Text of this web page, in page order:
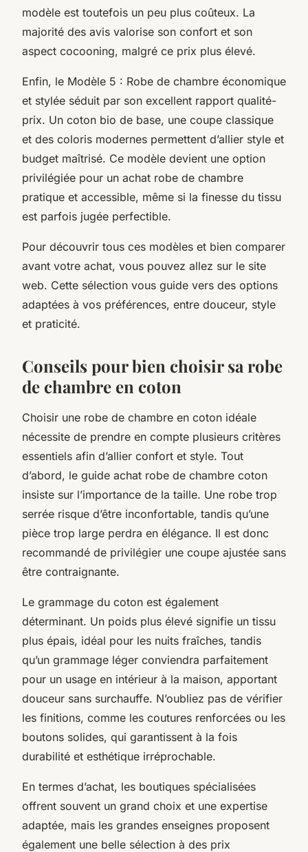
modèle est toutefois un peu plus coûteux. La
majorité des avis valorise son confort et son
aspect cocooning, malgré ce prix plus élevé.
Enfin, le Modèle 5 : Robe de chambre économique
et stylée séduit par son excellent rapport qualité-
prix. Un coton bio de base, une coupe classique
et des coloris modernes permettent d’allier style et
budget maîtrisé. Ce modèle devient une option
privilégiée pour un achat robe de chambre
pratique et accessible, même si la finesse du tissu
est parfois jugée perfectible.
Pour découvrir tous ces modèles et bien comparer
avant votre achat, vous pouvez allez sur le site
web. Cette sélection vous guide vers des options
adaptées à vos préférences, entre douceur, style
et praticité.
Conseils pour bien choisir sa robe
de chambre en coton
Choisir une robe de chambre en coton idéale
nécessite de prendre en compte plusieurs critères
essentiels afin d’allier confort et style. Tout
d’abord, le guide achat robe de chambre coton
insiste sur l’importance de la taille. Une robe trop
serrée risque d’être inconfortable, tandis qu’une
pièce trop large perdra en élégance. Il est donc
recommandé de privilégier une coupe ajustée sans
être contraignante.
Le grammage du coton est également
déterminant. Un poids plus élevé signifie un tissu
plus épais, idéal pour les nuits fraîches, tandis
qu’un grammage léger conviendra parfaitement
pour un usage en intérieur à la maison, apportant
douceur sans surchauffe. N’oubliez pas de vérifier
les finitions, comme les coutures renforcées ou les
boutons solides, qui garantissent à la fois
durabilité et esthétique irréprochable.
En termes d’achat, les boutiques spécialisées
offrent souvent un grand choix et une expertise
adaptée, mais les grandes enseignes proposent
également une belle sélection à des prix